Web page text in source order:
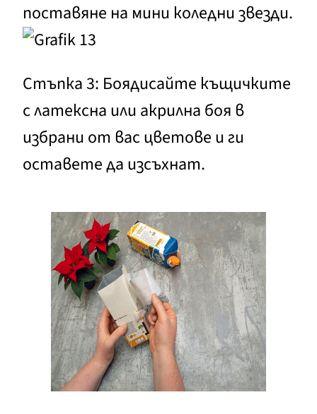
поставяне на мини коледни звезди.
Стъпка 3: Боядисайте къщичките
с латексна или акрилна боя в
избрани от вас цветове и ги
оставете да изсъхнат.